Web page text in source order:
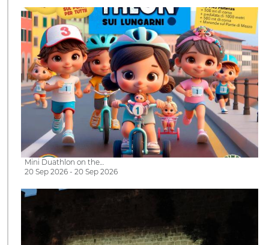
Mini Duathlon on the…
20 Sep 2026 - 20 Sep 2026